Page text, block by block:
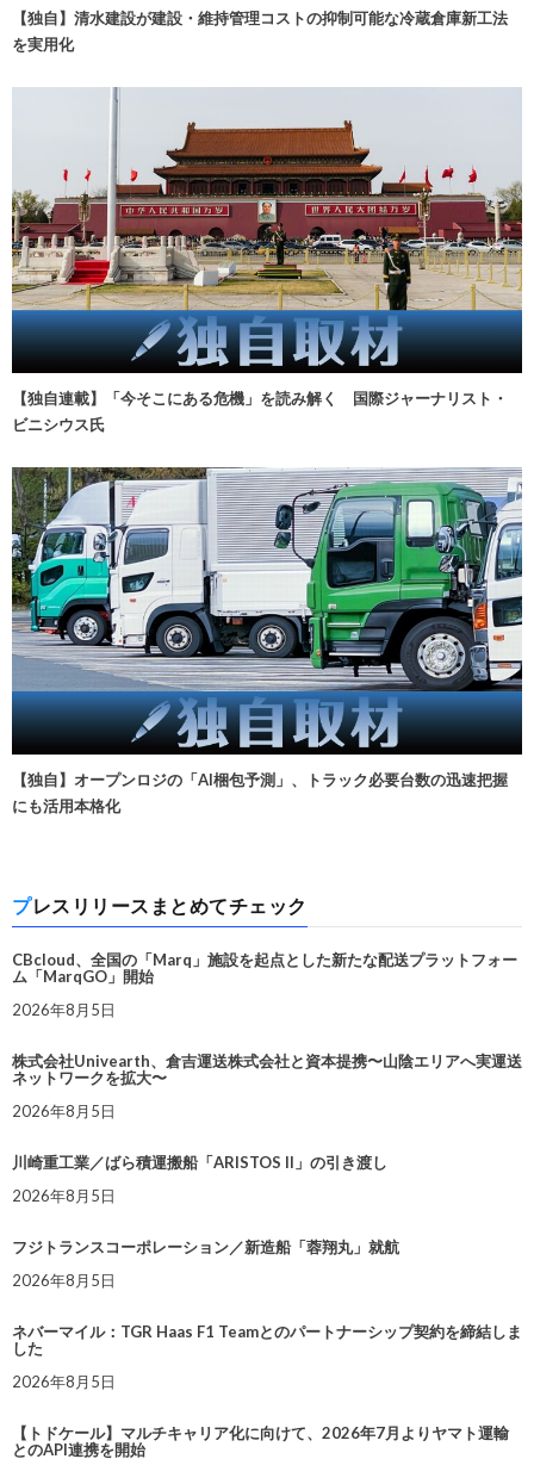
【独自】清水建設が建設・維持管理コストの抑制可能な冷蔵倉庫新工法
を実用化
【独自連載】「今そこにある危機」を読み解く 国際ジャーナリスト・
ビニシウス氏
【独自】オープンロジの「AI梱包予測」、トラック必要台数の迅速把握
にも活用本格化
プレスリリースまとめてチェック
CBcloud、全国の「Marq」施設を起点とした新たな配送プラットフォー
ム「MarqGO」開始
2026年8月5日
株式会社Univearth、倉吉運送株式会社と資本提携〜山陰エリアへ実運送
ネットワークを拡大〜
2026年8月5日
川崎重工業／ばら積運搬船「ARISTOS II」の引き渡し
2026年8月5日
フジトランスコーポレーション／新造船「蓉翔丸」就航
2026年8月5日
ネバーマイル：TGR Haas F1 Teamとのパートナーシップ契約を締結しま
した
2026年8月5日
【トドケール】マルチキャリア化に向けて、2026年7月よりヤマト運輸
とのAPI連携を開始